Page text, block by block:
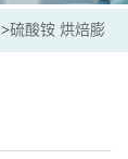
>硫酸铵 烘焙膨